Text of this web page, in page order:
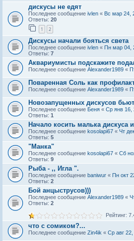
дискусы не едят
Последнее сообщение ivlen « Вс мар 24,
Ответы: 20
1 2
Дискусы начали бояться света
Последнее сообщение ivlen « Пн мар 04,
Ответы: 7
Аквариумисты подскажите
Последнее сообщение Alexander1989 «
Поваренная Соль как
Последнее сообщение Alexander1989 «
Новозапущенных дискусов бьют
Последнее сообщение Беня « Ср янв 16,
Ответы: 1
Начало косить малька дискуса
Последнее сообщение kosolapi67 « Чт
Ответы: 5
"Манка"
Последнее сообщение kosolapi67 « Сб
Ответы: 9
Рыба - ,, Игла ".
Последнее сообщение baniwur « Пн окт
Ответы: 2
Бой анцыструсов)))
Последнее сообщение Alexander1989 «
Ответы: 2
Рейтинг:
что с сомиком?...
Последнее сообщение Zin4ik « Ср авг